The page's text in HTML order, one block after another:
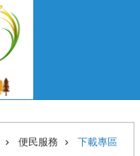
便民服務 下載專區